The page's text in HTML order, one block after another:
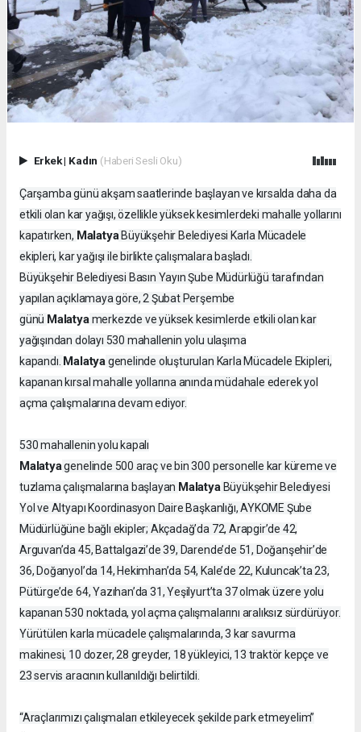
Erkek| Kadın (Haberi Sesli Oku)
Çarşamba günü akşam saatlerinde başlayan ve kırsalda daha da
etkili olan kar yağışı, özellikle yüksek kesimlerdeki mahalle yollarını
kapatırken, Malatya Büyükşehir Belediyesi Karla Mücadele
ekipleri, kar yağışı ile birlikte çalışmalara başladı.
Büyükşehir Belediyesi Basın Yayın Şube Müdürlüğü tarafından
yapılan açıklamaya göre, 2 Şubat Perşembe
günü Malatyamerkezde ve yüksek kesimlerde etkili olan kar
yağışından dolayı 530 mahallenin yolu ulaşıma
kapandı. Malatyagenelinde oluşturulan Karla Mücadele Ekipleri,
kapanan kırsal mahalle yollarına anında müdahale ederek yol
açma çalışmalarına devam ediyor.
530 mahallenin yolu kapalı
Malatyagenelinde 500 araç ve bin 300 personelle kar küreme ve
tuzlama çalışmalarına başlayan MalatyaBüyükşehir Belediyesi
Yol ve Altyapı Koordinasyon Daire Başkanlığı, AYKOME Şube
Müdürlüğüne bağlı ekipler; Akçadağ’da 72, Arapgir’de 42,
Arguvan’da 45, Battalgazi’de 39, Darende’de 51, Doğanşehir’de
36, Doğanyol’da 14, Hekimhan’da 54, Kale’de 22, Kuluncak’ta 23,
Pütürge’de 64, Yazıhan’da 31, Yeşilyurt’ta 37 olmak üzere yolu
kapanan 530 noktada, yol açma çalışmalarını aralıksız sürdürüyor.
Yürütülen karla mücadele çalışmalarında, 3 kar savurma
makinesi, 10 dozer, 28 greyder, 18 yükleyici, 13 traktör kepçe ve
23 servis aracının kullanıldığı belirtildi.
“Araçlarımızı çalışmaları etkileyecek şekilde park etmeyelim”